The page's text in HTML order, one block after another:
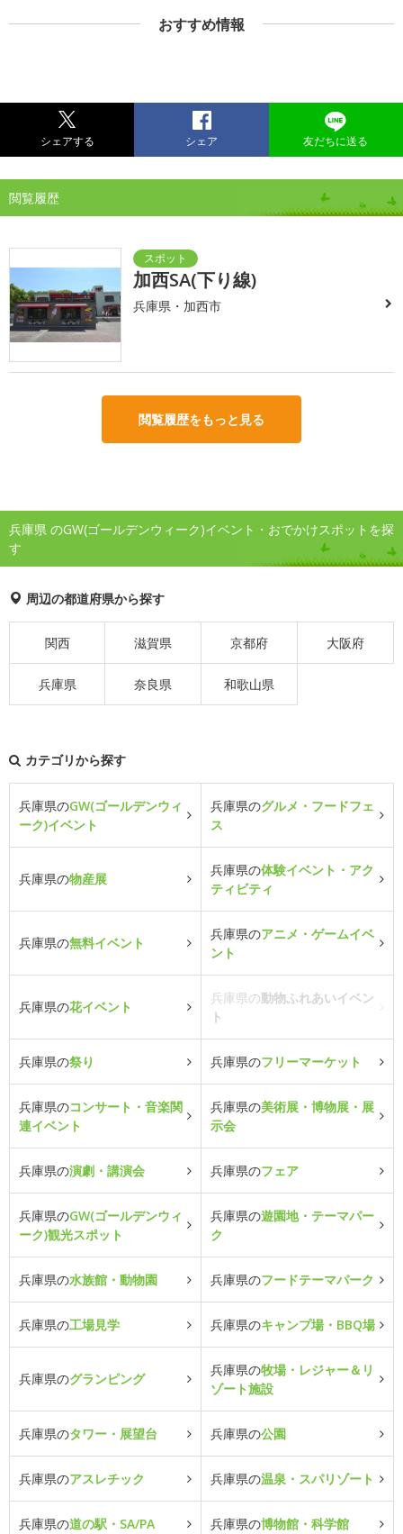
おすすめ情報
シェアする シェア 友だちに送る
閲覧履歴
加西SA(下り線)
兵庫県・加西市
閲覧履歴をもっと見る
兵庫県 のGW(ゴールデンウィーク)イベント・おでかけスポットを探
す
周辺の都道府県から探す
関西 滋賀県 京都府 大阪府
兵庫県 奈良県 和歌山県
カテゴリから探す
兵庫県のGW(ゴールデンウィ
ーク)イベント
兵庫県のグルメ・フードフェ
ス
兵庫県の物産展
兵庫県の体験イベント・アク
ティビティ
兵庫県の無料イベント
兵庫県のアニメ・ゲームイベ
ント
兵庫県の花イベント
兵庫県の動物ふれあいイベン
ト
兵庫県の祭り 兵庫県のフリーマーケット
兵庫県のコンサート・音楽関
連イベント
兵庫県の美術展・博物展・展
示会
兵庫県の演劇・講演会 兵庫県のフェア
兵庫県のGW(ゴールデンウィ
ーク)観光スポット
兵庫県の遊園地・テーマパー
ク
兵庫県の水族館・動物園 兵庫県のフードテーマパーク
兵庫県の工場見学 兵庫県のキャンプ場・BBQ場
兵庫県のグランピング
兵庫県の牧場・レジャー＆リ
ゾート施設
兵庫県のタワー・展望台 兵庫県の公園
兵庫県のアスレチック 兵庫県の温泉・スパリゾート
兵庫県の道の駅・SA/PA 兵庫県の博物館・科学館